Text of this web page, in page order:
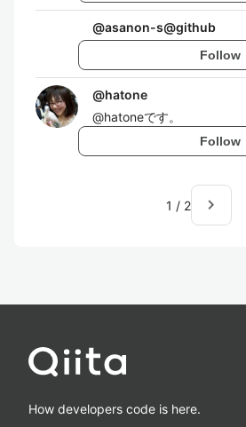
@asanon-s@github
Follow
@hatone
@hatoneです。
Follow
1 / 2 navigate_next
How developers code is here.